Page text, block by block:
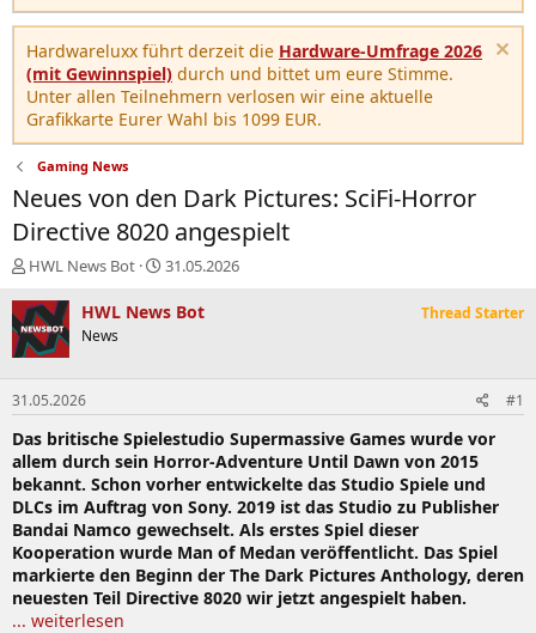
Hardwareluxx führt derzeit die Hardware-Umfrage 2026
(mit Gewinnspiel) durch und bittet um eure Stimme.
Unter allen Teilnehmern verlosen wir eine aktuelle
Grafikkarte Eurer Wahl bis 1099 EUR.
Gaming News
Neues von den Dark Pictures: SciFi-Horror
Directive 8020 angespielt
E
s
t
e
e
r
HWL News Bot
E
s
t
a
m
31.05.2026
HWL News Bot
News
Thread Starter
31.05.2026 #1
Das britische Spielestudio Supermassive Games wurde vor
allem durch sein Horror-Adventure Until Dawn von 2015
bekannt. Schon vorher entwickelte das Studio Spiele und
DLCs im Auftrag von Sony. 2019 ist das Studio zu Publisher
Bandai Namco gewechselt. Als erstes Spiel dieser
Kooperation wurde Man of Medan veröffentlicht. Das Spiel
markierte den Beginn der The Dark Pictures Anthology, deren
neuesten Teil Directive 8020 wir jetzt angespielt haben.
... weiterlesen